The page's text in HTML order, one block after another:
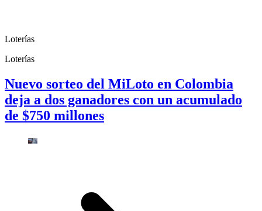
Loterías
Loterías
Nuevo sorteo del MiLoto en Colombia
deja a dos ganadores con un acumulado
de $750 millones